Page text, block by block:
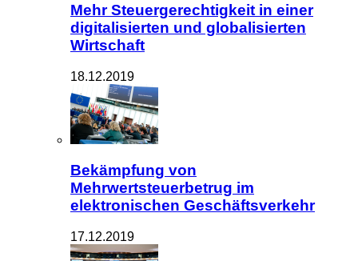
Mehr Steuergerechtigkeit in einer
digitalisierten und globalisierten
Wirtschaft
18.12.2019
Bekämpfung von
Mehrwertsteuerbetrug im
elektronischen Geschäftsverkehr
17.12.2019